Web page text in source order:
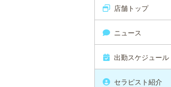
店舗トップ
ニュース
出勤スケジュール
セラピスト紹介